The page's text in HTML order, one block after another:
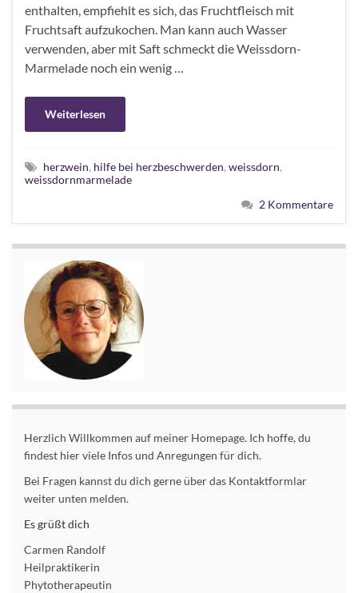
enthalten, empfiehlt es sich, das Fruchtfleisch mit
Fruchtsaft aufzukochen. Man kann auch Wasser
verwenden, aber mit Saft schmeckt die Weissdorn-
Marmelade noch ein wenig …
Weiterlesen
herzwein, hilfe bei herzbeschwerden, weissdorn,
weissdornmarmelade
2 Kommentare
Herzlich Willkommen auf meiner Homepage. Ich hoffe, du
findest hier viele Infos und Anregungen für dich.
Bei Fragen kannst du dich gerne über das Kontaktformlar
weiter unten melden.
Es grüßt dich
Carmen Randolf
Heilpraktikerin
Phytotherapeutin